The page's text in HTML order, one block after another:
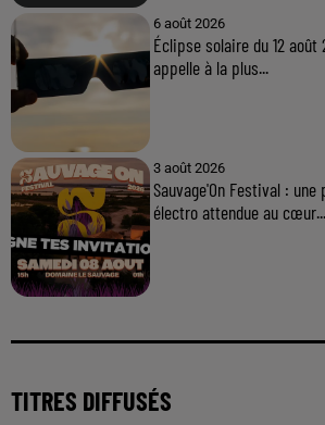
6 août 2026
Éclipse solaire du 12 août
appelle à la plus...
3 août 2026
Sauvage'On Festival :
électro attendue au cœur...
TITRES DIFFUSÉS